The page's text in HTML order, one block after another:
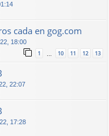
cada en gog.com
18:00
1 … 10 11 12 13
22:07
17:28